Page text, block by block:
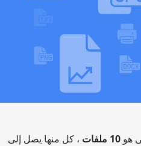
هو 10 ملفات
، كل منها يصل إلى